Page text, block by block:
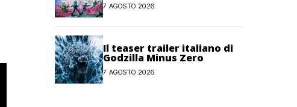
7 AGOSTO 2026
Il teaser trailer italiano di
Godzilla Minus Zero
7 AGOSTO 2026